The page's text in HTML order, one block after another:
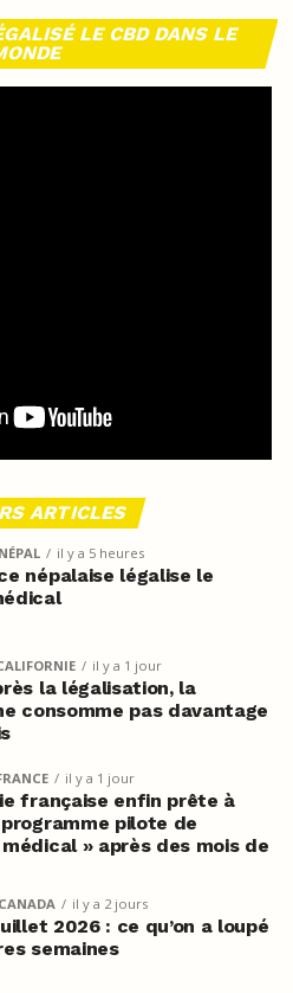
LE CBD DANS LE
ARTICLES
il y a 5 heures
népalaise légalise le
il y a 1 jour
la légalisation, la
consomme pas davantage
il y a 1 jour
française enfin prête à
pilote de
» après des mois de
il y a 2 jours
2026 : ce qu’on a loupé
semaines